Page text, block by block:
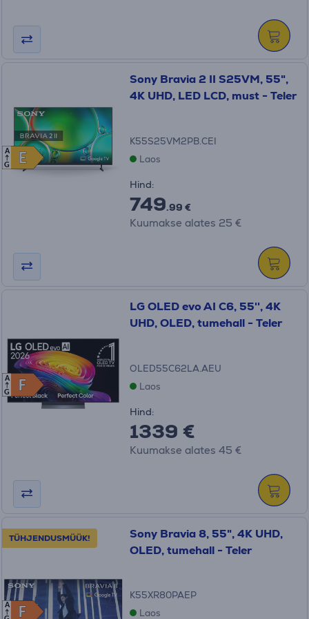
E
E
A
G
Sony Bravia 2 II S25VM, 55",
4K UHD, LED LCD, must - Teler
K55S25VM2PB.CEI
Laos
Hind:
749.99 €
Kuumakse alates 25 €
F
F
A
G
LG OLED evo AI C6, 55'', 4K
UHD, OLED, tumehall - Teler
OLED55C62LA.AEU
Laos
Hind:
1339 €
Kuumakse alates 45 €
TÜHJENDUSMÜÜK!
F
F
A
Sony Bravia 8, 55", 4K UHD,
OLED, tumehall - Teler
K55XR80PAEP
Laos